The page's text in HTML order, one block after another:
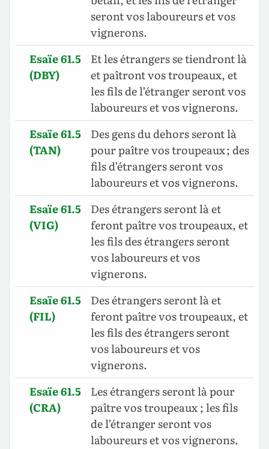
seront vos laboureurs et vos
vignerons.
Esaïe 61.5
(DBY)
Et les étrangers se tiendront là
et paîtront vos troupeaux, et
les fils de l’étranger seront vos
laboureurs et vos vignerons.
Esaïe 61.5
(TAN)
Des gens du dehors seront là
pour paître vos troupeaux ; des
fils d’étrangers seront vos
laboureurs et vos vignerons.
Esaïe 61.5
(VIG)
Des étrangers seront là et
feront paître vos troupeaux, et
les fils des étrangers seront
vos laboureurs et vos
vignerons.
Esaïe 61.5
(FIL)
Des étrangers seront là et
feront paître vos troupeaux, et
les fils des étrangers seront
vos laboureurs et vos
vignerons.
Esaïe 61.5
(CRA)
Les étrangers seront là pour
paître vos troupeaux ; les fils
de l’étranger seront vos
laboureurs et vos vignerons.